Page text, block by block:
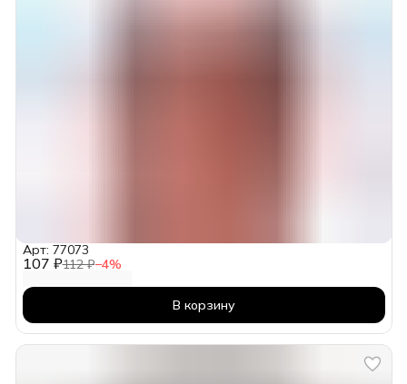
107 ₽112 ₽−4%
Арт: 77073
В корзину